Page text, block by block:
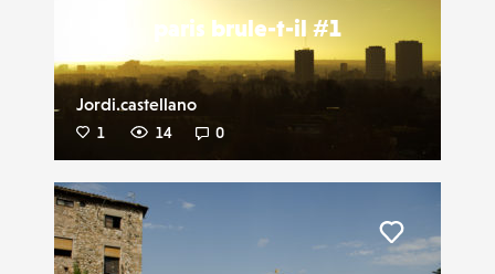
paris brule-t-il #1
Jordi.castellano
1 14 0
Liker